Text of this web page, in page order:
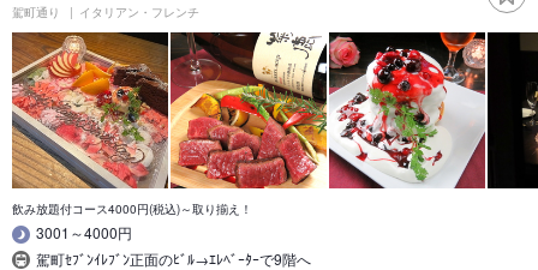
駕町通り イタリアン・フレンチ
飲み放題付コース4000円(税込)～取り揃え！
3001～4000円
駕町ｾﾌﾞﾝｲﾚﾌﾞﾝ正面のﾋﾞﾙ→ｴﾚﾍﾞｰﾀｰで9階へ